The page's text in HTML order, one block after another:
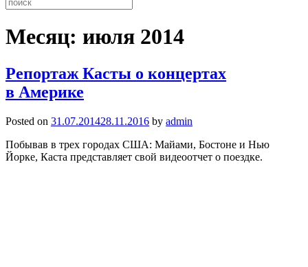
Месяц: июля 2014
Репортаж Касты о концертах
в Америке
Posted on 31.07.201428.11.2016 by admin
Побывав в трех городах США: Майами, Бостоне и Нью
Йорке, Каста представляет свой видеоотчет о поездке.